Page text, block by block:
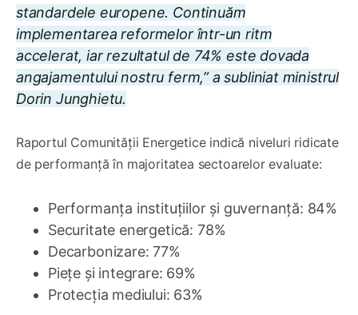
standardele europene. Continuăm
implementarea reformelor într-un ritm
accelerat, iar rezultatul de 74% este dovada
angajamentului nostru ferm,” a subliniat ministrul
Dorin Junghietu.
Raportul Comunității Energetice indică niveluri ridicate
de performanță în majoritatea sectoarelor evaluate:
Performanța instituțiilor și guvernanță: 84%
Securitate energetică: 78%
Decarbonizare: 77%
Piețe și integrare: 69%
Protecția mediului: 63%